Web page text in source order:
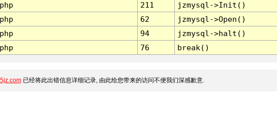
211
jzmysql->Init()
62
jzmysql->Open()
94
jzmysql->halt()
76 break()
已经将此出错信息详细记录, 由此给您带来的访问不便我们深感歉意.